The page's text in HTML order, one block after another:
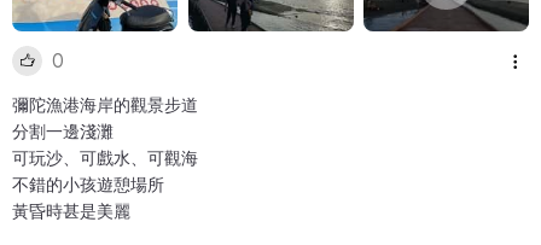
0
彌陀漁港海岸的觀景步道
分割一邊淺灘
可玩沙、可戲水、可觀海
不錯的小孩遊憩場所
黃昏時甚是美麗